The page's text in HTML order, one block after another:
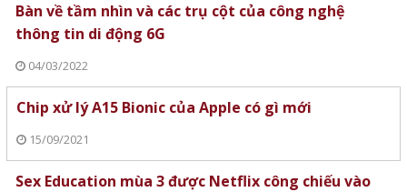
Bàn về tầm nhìn và các trụ cột của công nghệ
thông tin di động 6G
04/03/2022
Chip xử lý A15 Bionic của Apple có gì mới
15/09/2021
Sex Education mùa 3 được Netflix công chiếu vào